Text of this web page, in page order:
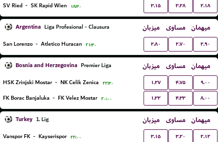
SV Ried - SK Rapid Wien ۱۸:۳۰ ۳.۱۵ ۳.۲۸ ۲.۱۸
Argentina Liga Profesional - Clausura میزبان مساوی میهمان
San Lorenzo - Atletico Huracan ۲۱:۳۰ ۲.۸۰ ۲.۷۰ ۲.۹۰
Bosnia and Herzegovina Premier Liga میزبان مساوی میهمان
HSK Zrinjski Mostar - NK Celik Zenica ۲۲:۳۰ ۱.۲۷ ۴.۷۵ ۹.۰۰
FK Borac Banjaluka - FK Velez Mostar ۲۰:۰۰ ۱.۳۲ ۴.۳۳ ۸.۰۰
Turkey 1. Lig میزبان مساوی میهمان
Vanspor FK - Kayserispor ۲۲:۰۰ ۳.۱۵ ۳.۲۰ ۲.۱۲